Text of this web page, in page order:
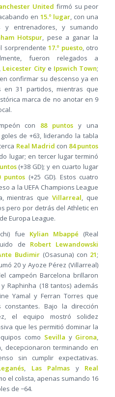
United firmó su peor
en15.º lugar , con una
y entrenadores, y sumando
Hotspur , pese a ganar la
sorprendente17.º puesto, otro
fueron relegados a
Leicester Citye Ipswich Town;
confirmar su descenso ya en
31 partidos, mientras que
marca de no anotar en 9
con 88 puntos y una
de +63, liderando la tabla
Real Madrid con 84 puntos
lugar; en tercer lugar terminó
(+38 GD); y en cuarto lugar
puntos(+25 GD). Estos cuatro
a la UEFA Champions League
mientras queVillarreal , que
pero por detrás del Athletic en
Europa League.
fue Kylian Mbappé (Real
de Robert Lewandowski
Budimir (Osasuna) con 21;
20 y Ayoze Pérez (Villarreal)
campeón Barcelona brillaron
Raphinha (18 tantos) además
Yamal y Ferran Torres que
Bajo la dirección
el equipo mostró solidez
que les permitió dominar la
como Sevilla y Girona
decepcionaron terminando en
sin cumplir expectativas.
, Las Palmas y Real
el colista, apenas sumando 16
de −64.